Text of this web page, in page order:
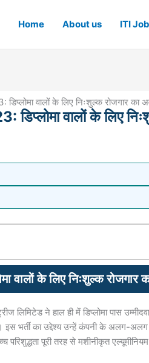
Home About us ITI
वालों के लिए निःशुल्क रोजगार का
वालों के लिए
के लिए निःशुल्क रोजगार
लिमिटेड ने हाल ही में डिप्लोमा पास
इस भर्ती का उद्देश्य उन्हें कंपनी के अलग-
परिशुद्धता पूरी तरह से मशीनीकृत